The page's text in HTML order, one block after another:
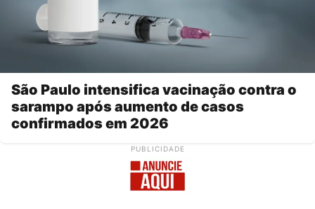
São Paulo intensifica vacinação contra o
sarampo após aumento de casos
confirmados em 2026
PUBLICIDADE